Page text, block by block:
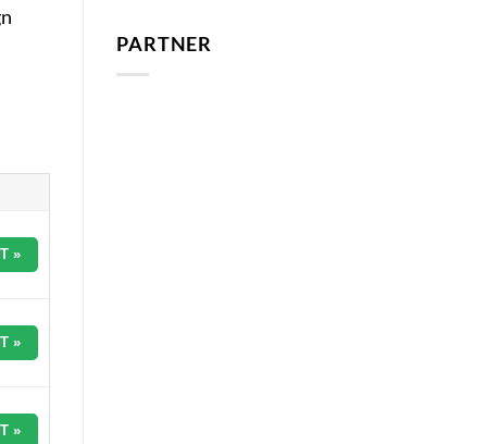
»
»
»
PARTNER